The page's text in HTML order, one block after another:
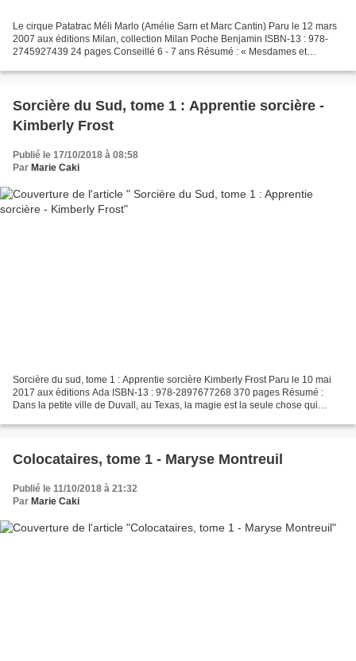
Le cirque Patatrac Méli Marlo (Amélie Sarn et Marc Cantin) Paru le 12 mars
2007 aux éditions Milan, collection Milan Poche Benjamin ISBN-13 : 978-
2745927439 24 pages Conseillé 6 - 7 ans Résumé : « Mesdames et
Sorcière du Sud, tome 1 : Apprentie sorcière -
Kimberly Frost
Publié le 17/10/2018 à 08:58
Par Marie Caki
Sorcière du sud, tome 1 : Apprentie sorcière Kimberly Frost Paru le 10 mai
2017 aux éditions Ada ISBN-13 : 978-2897677268 370 pages Résumé :
Dans la petite ville de Duvall, au Texas, la magie est la seule chose qui
Colocataires, tome 1 - Maryse Montreuil
Publié le 11/10/2018 à 21:32
Par Marie Caki